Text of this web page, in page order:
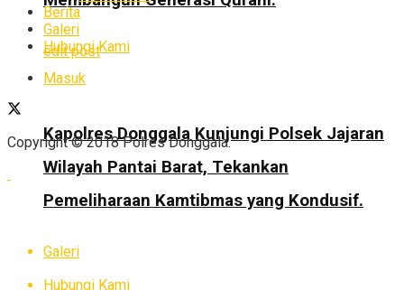
edit post
Kapolres Donggala Kunjungi Polsek Jajaran
Wilayah Pantai Barat, Tekankan
Pemeliharaan Kamtibmas yang Kondusif.
Galeri
Hubungi Kami
Berita
Galeri
Hubungi Kami
Masuk
Copyright © 2018 Polres Donggala.